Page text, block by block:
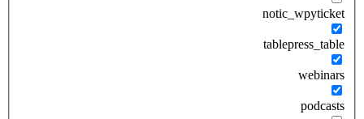
notic_wpyticket
tablepress_table
webinars
podcasts